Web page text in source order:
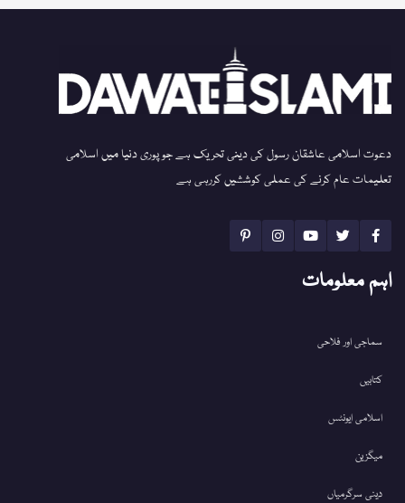
دعوت اسلامی عاشقان رسول کی دینی تحریک ہے جو پوری دنیا میں اسلامی
تعلیمات عام کرنے کی عملی کوششیں کررہی ہے
اہم معلومات
سماجی اور فلاحی
کتابیں
اسلامی ایونٹس
میگزین
دینی سرگرمیاں